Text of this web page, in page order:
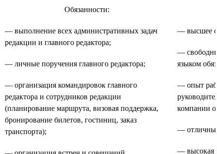
Обязанности:
— выполнение всех административных задач
редакции и главного редактора;
— личные поручения главного редактора;
— организация командировок главного
редактора и сотрудников редакции
(планирование маршрута, визовая поддержка,
бронирование билетов, гостиниц, заказ
транспорта);
— высшее
—
языком
— опыт
компании
—
— высокая